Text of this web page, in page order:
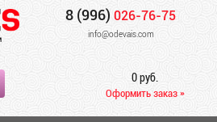
8 (996) 026-76-75
info@odevais.com
0 руб.
Оформить заказ »